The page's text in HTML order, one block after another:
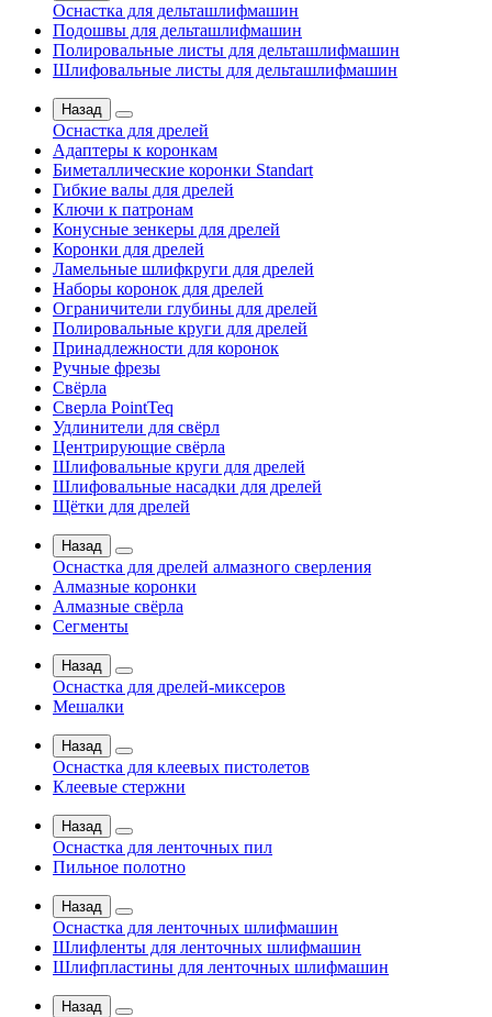
Оснастка для дельташлифмашин
Подошвы для дельташлифмашин
Полировальные листы для дельташлифмашин
Шлифовальные листы для дельташлифмашин
Назад
Оснастка для дрелей
Адаптеры к коронкам
Биметаллические коронки Standart
Гибкие валы для дрелей
Ключи к патронам
Конусные зенкеры для дрелей
Коронки для дрелей
Ламельные шлифкруги для дрелей
Наборы коронок для дрелей
Ограничители глубины для дрелей
Полировальные круги для дрелей
Принадлежности для коронок
Ручные фрезы
Свёрла
Сверла PointTeq
Удлинители для свёрл
Центрирующие свёрла
Шлифовальные круги для дрелей
Шлифовальные насадки для дрелей
Щётки для дрелей
Назад
Оснастка для дрелей алмазного сверления
Алмазные коронки
Алмазные свёрла
Сегменты
Назад
Оснастка для дрелей-миксеров
Мешалки
Назад
Оснастка для клеевых пистолетов
Клеевые стержни
Назад
Оснастка для ленточных пил
Пильное полотно
Назад
Оснастка для ленточных шлифмашин
Шлифленты для ленточных шлифмашин
Шлифпластины для ленточных шлифмашин
Назад